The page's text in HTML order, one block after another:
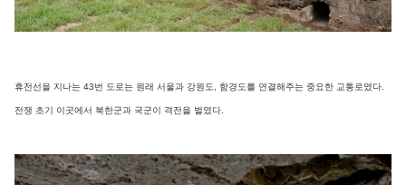
휴전선을 지나는 43번 도로는 원래 서울과 강원도, 함경도를 연결해주는 중요한 교통로였다.
전쟁 초기 이곳에서 북한군과 국군이 격전을 벌였다.